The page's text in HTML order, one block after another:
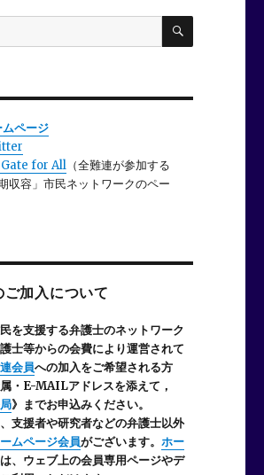
検
ページ
for All （全難連が参加する
収容」市民ネットワークのペー
ご加入について
を支援する弁護士のネットワーク
士等からの会費により運営されて
会員への加入をご希望される方
・E-MAILアドレスを添えて，
》までお申込みください。
支援者や研究者などの弁護士以外
ムページ会員がございます。 ホー
は、ウェブ上の会員専用ページやデ